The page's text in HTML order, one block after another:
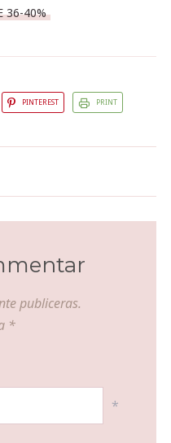
36-40%
PINTEREST PRINT
publiceras.
*
*